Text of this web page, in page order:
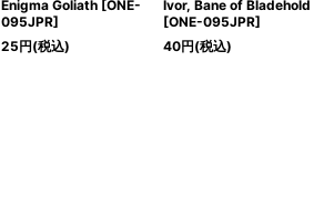
Enigma Goliath [ONE-
095JPR]
25円(税込)
Ivor, Bane of Bladehold
[ONE-095JPR]
40円(税込)